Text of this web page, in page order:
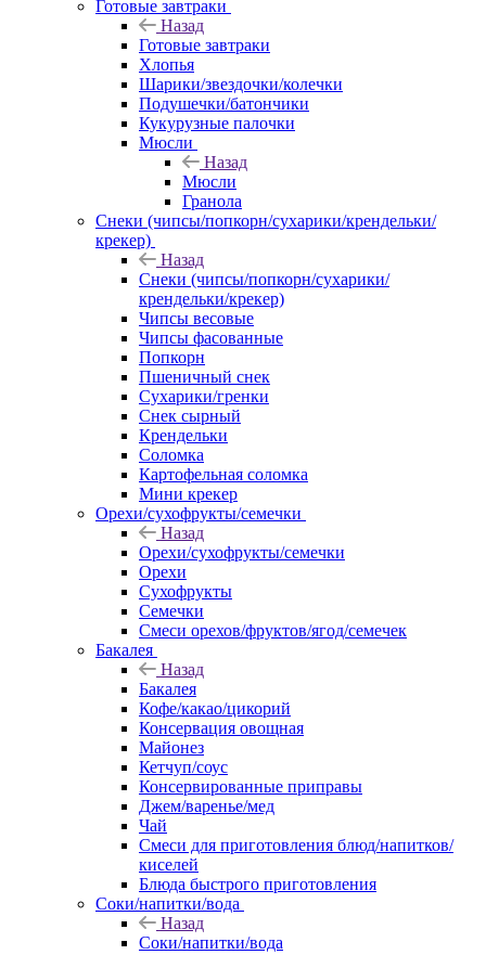
Готовые завтраки
Назад
Готовые завтраки
Хлопья
Шарики/звездочки/колечки
Подушечки/батончики
Кукурузные палочки
Мюсли
Назад
Мюсли
Гранола
Снеки (чипсы/попкорн/сухарики/крендельки/
крекер)
Назад
Снеки (чипсы/попкорн/сухарики/
крендельки/крекер)
Чипсы весовые
Чипсы фасованные
Попкорн
Пшеничный снек
Сухарики/гренки
Снек сырный
Крендельки
Соломка
Картофельная соломка
Мини крекер
Орехи/сухофрукты/семечки
Назад
Орехи/сухофрукты/семечки
Орехи
Сухофрукты
Семечки
Смеси орехов/фруктов/ягод/семечек
Бакалея
Назад
Бакалея
Кофе/какао/цикорий
Консервация овощная
Майонез
Кетчуп/соус
Консервированные приправы
Джем/варенье/мед
Чай
Смеси для приготовления блюд/напитков/
киселей
Блюда быстрого приготовления
Соки/напитки/вода
Назад
Соки/напитки/вода